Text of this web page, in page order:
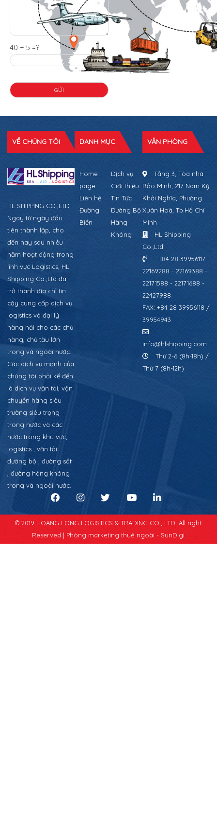
40 + 5 =?
VỀ CHÚNG TÔI
HL SHIPPING CO.,LTD
Ngay từ ngày đầu
tiên thành lập, cho
đến nay sau nhiều
năm hoạt động trong
lĩnh vực Logistics, HL
Shipping Co.,Ltd đã
trở thành địa chỉ tin
cậy cung cấp dịch vụ
logistics và đại lý
hàng hải cho các chủ
hàng, chủ tàu lớn
trong và ngoài nước.
Các dịch vụ mạnh của
chúng tôi phải kể đến
là dịch vụ vận tải, vận
chuyển hàng siêu
trường siêu trọng
trong nước và các
nước trong khu vực,
logistics , vận tải
đường bộ , đường sắt
, đường hàng không
trong và ngoài nước.
DANH MỤC
Home
page
Dịch vụ
Giới thiệu
Liên hệ
Tin Tức
Đường
Biển
Đường Bộ
Hàng
Không
VĂN PHÒNG
Tầng 3, Tòa nhà
Bảo Minh, 217 Nam Kỳ
Khởi Nghĩa, Phường
Xuân Hoà, Tp.Hồ Chí
Minh
HL Shipping
Co.,Ltd
- +84 28 39956117 -
22169288 - 22169388 -
22171588 - 22171688 -
22427988
FAX: +84 28 39956118 /
39954943
info@hlshipping.com
Thứ 2-6 (8h-18h) /
Thứ 7 (8h-12h)
© 2019 HOANG LONG LOGISTICS & TRADING CO., LTD. All right
Reserved | Phòng marketing thuê ngoài - SunDigi